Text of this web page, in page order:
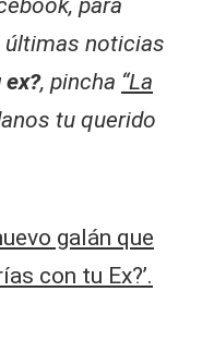
para
últimas noticias
, pincha “La
tu querido
galán que
con tu Ex?’.